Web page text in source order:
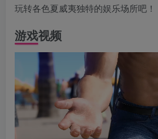
玩转各色夏威夷独特的娱乐场所吧！
游戏视频